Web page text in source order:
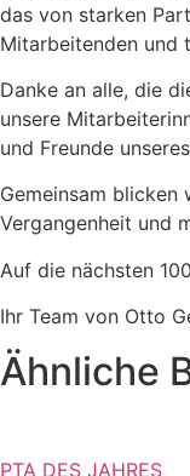
das von starken
Mitarbeitenden und
Danke an alle, die
unsere
und Freunde
Gemeinsam
Vergangenheit und
Auf die nächsten
Ihr Team von Otto
Ähnliche
PTA DES JAHRES